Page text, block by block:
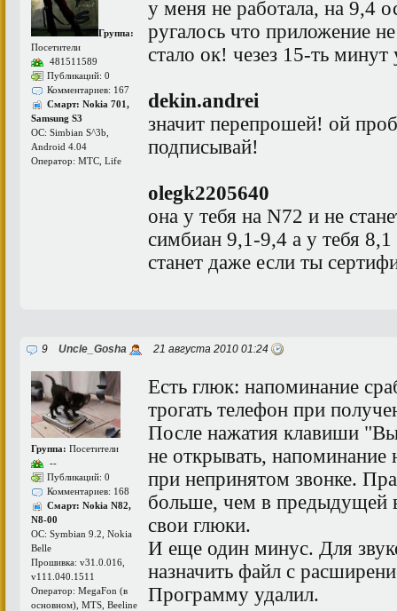
Группа:
Посетители
481511589
Публикаций: 0
Комментариев: 167
Смарт: Nokia 701,
Samsung S3
ОС: Simbian S^3b,
Android 4.04
Оператор: МТС, Life
у меня не работала, на 9,4
ругалось что приложение
стало ок! чезез 15-ть минут
dekin.andrei
значит перепрошей! ой
подписывай!
olegk2205640
она у тебя на N72 и не
симбиан 9,1-9,4 а у тебя 8,1
станет даже если ты
9 Uncle_Gosha 21 августа 2010 01:24
Группа: Посетители
--
Публикаций: 0
Комментариев: 168
Смарт: Nokia N82,
N8-00
ОС: Symbian 9.2, Nokia
Belle
Прошивка: v31.0.016,
v111.040.1511
Оператор: MegaFon (в
основном), MTS, Beeline
Есть глюк: напоминание
трогать телефон при
После нажатия клавиши
не открывать, напоминание
при непринятом звонке.
больше, чем в предыдущей
свои глюки.
И еще один минус. Для
назначить файл с
Программу удалил.